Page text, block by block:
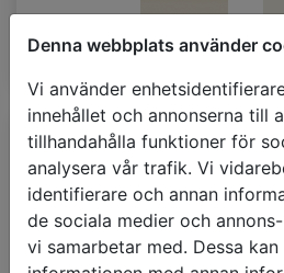
Denna webbplats använder
Vi använder
innehållet och annonserna till
tillhandahålla funktioner för
analysera vår trafik. Vi
identifierare och annan
de sociala medier och
vi samarbetar med. Dessa
elfenben
faux-
500 x
€ 62.47 pris